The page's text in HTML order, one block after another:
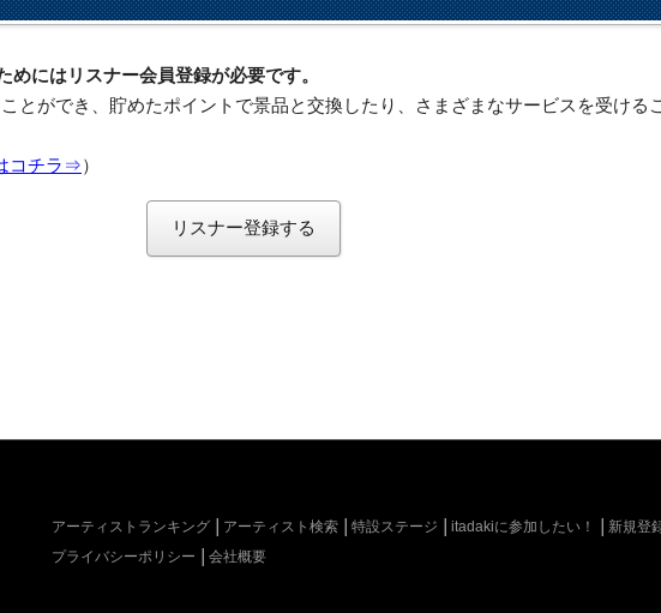
にはリスナー会員登録が必要です。
とができ、貯めたポイントで景品と交換したり、さまざまなサービスを受ける
コチラ⇒）
リスナー登録する
アーティストランキング アーティスト検索 特設ステージ itadakiに参加したい！ 新規登
プライバシーポリシー
会社概要